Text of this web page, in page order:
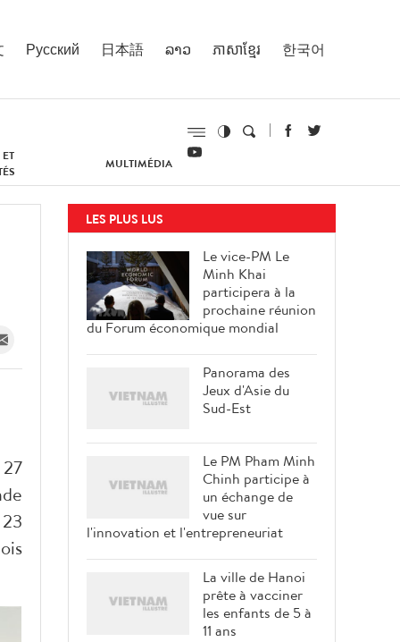
Русский 日本語 ລາວ ភាសាខ្មែរ 한국어
MULTIMÉDIA
LES PLUS LUS
Le vice-PM Le
Minh Khai
participera à la
prochaine réunion
du Forum économique mondial
Panorama des
Jeux d'Asie du
Sud-Est
Le PM Pham Minh
Chinh participe à
un échange de
vue sur
l'innovation et l'entrepreneuriat
La ville de Hanoi
prête à vacciner
les enfants de 5 à
11 ans